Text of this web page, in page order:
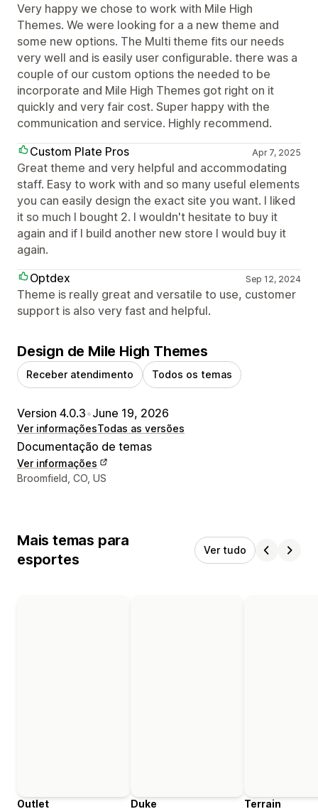
Very happy we chose to work with Mile High
Themes. We were looking for a a new theme and
some new options. The Multi theme fits our needs
very well and is easily user configurable. there was a
couple of our custom options the needed to be
incorporate and Mile High Themes got right on it
quickly and very fair cost. Super happy with the
communication and service. Highly recommend.
Custom Plate Pros
Apr 7, 2025
Great theme and very helpful and accommodating
staff. Easy to work with and so many useful elements
you can easily design the exact site you want. I liked
it so much I bought 2. I wouldn't hesitate to buy it
again and if I build another new store I would buy it
again.
Optdex
Sep 12, 2024
Theme is really great and versatile to use, customer
support is also very fast and helpful.
Design de Mile High Themes
Receber atendimento Todos os temas
Version 4.0.3•June 19, 2026
Ver informaçõesTodas as versões
Documentação de temas
Ver informações
Informações de contato do designer
Broomfield, CO, US
Mais temas para
esportes
Ver tudo
Outlet
Duke
Terrain